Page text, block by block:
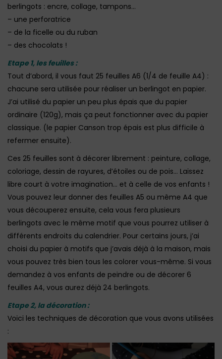
berlingots : encre, collage, tampons…
– une perforatrice
– de la ficelle ou du ruban
– des chocolats !
Etape 1, les feuilles :
Tout d’abord, il vous faut 25 feuilles A6 (1/4 de feuille A4) :
chacune sera utilisée pour réaliser un berlingot en papier.
J’ai utilisé du papier un peu plus épais que du papier
ordinaire (120g), mais ça peut fonctionner avec du papier
classique. (le papier Canson trop épais est plus difficile à
refermer ensuite).
Ces 25 feuilles sont à décorer librement : peinture, collage,
coloriage, dessin de rayures, d’étoiles ou de pois… Laissez
libre court à votre imagination… et à celle de vos enfants !
Vous pouvez leur donner des feuilles A5 ou même A4 que
vous découperez ensuite, cela vous fera plusieurs
berlingots avec le même motif que vous pourrez utiliser à
différents endroits du calendrier. Pour certains jours, j’ai
choisi du papier à motifs que j’avais déjà à la maison, mais
vous pouvez très bien tous les colorer vous-même. Si vous
demandez à vos enfants de peindre ou de décorer 6
feuilles A4, vous aurez déjà 24 berlingots.
Etape 2, la décoration :
Voici les techniques de décoration que vous avons utilisées
: